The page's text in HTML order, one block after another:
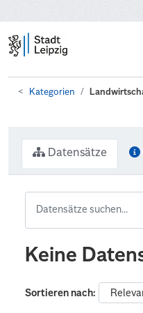
Kategorien
Datensätze
Keine
Sortieren nach